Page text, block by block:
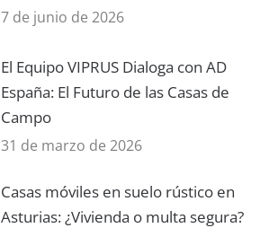
7 de junio de 2026
El Equipo VIPRUS Dialoga con AD
España: El Futuro de las Casas de
Campo
31 de marzo de 2026
Casas móviles en suelo rústico en
Asturias: ¿Vivienda o multa segura?